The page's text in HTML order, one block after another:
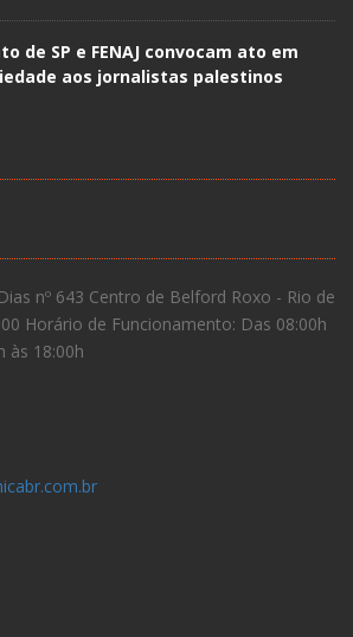
de SP e FENAJ convocam ato em
aos jornalistas palestinos
nº 643 Centro de Belford Roxo - Rio de
Horário de Funcionamento: Das 08:00h
às 18:00h